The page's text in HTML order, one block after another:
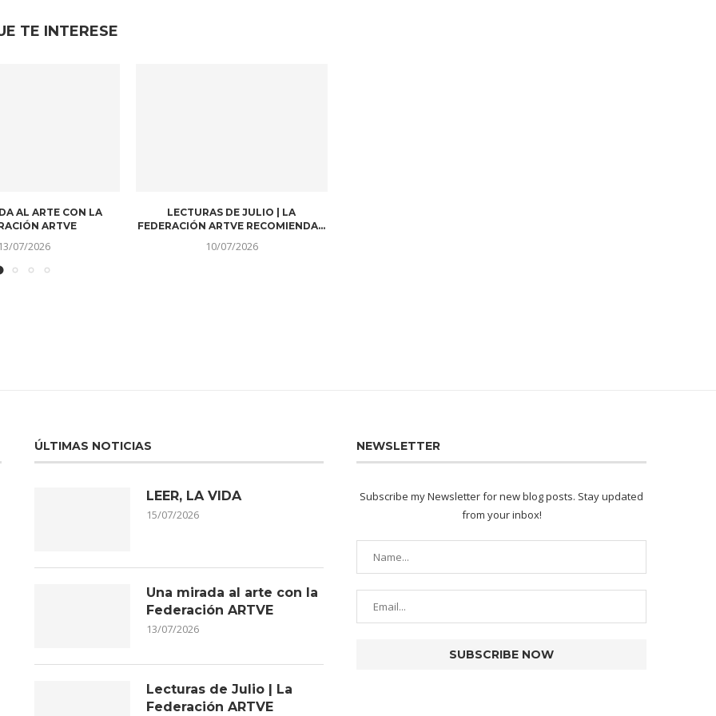
TE INTERESE
DE LOS AÑOS
07/2026
FALLECE EL PERIODISTA Y
PRESENTADOR DE ARAGÓNTV,
ÚLTIMAS NOTICIAS
LEER, LA VIDA
Una mirada al arte con la
Federación ARTVE
Lecturas de Julio | La
NEWSLETTER
Subscribe my Newsletter for new blog posts. Stay updated